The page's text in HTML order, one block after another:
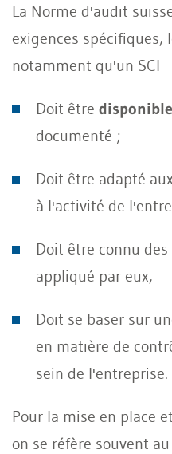
La Norme d'audit
exigences spécifiques,
notamment qu'un SCI
Doit être disponible
documenté ;
Doit être adapté
à l'activité de
Doit être connu
appliqué par eux,
Doit se baser sur
en matière de
sein de l'entreprise.
Pour la mise en place
on se réfère souvent